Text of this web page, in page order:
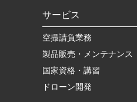
サービス
空撮請負業務
製品販売・メンテナンス
国家資格・講習
ドローン開発